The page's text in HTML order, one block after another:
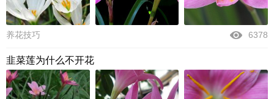
养花技巧 6378
韭菜莲为什么不开花